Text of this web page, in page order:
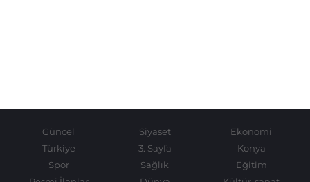
Güncel Siyaset
Ekonomi
Türkiye
3. Sayfa
Konya
Spor
Sağlık
Eğitim